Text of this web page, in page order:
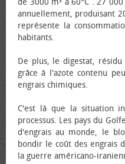
de 3000 m³ à 60°C . 27
annuellement, produisant
représente la
habitants.
De plus, le digestat, résidu
grâce à l'azote contenu
engrais chimiques.
C'est là que la situation
processus. Les pays du
d'engrais au monde, le
bondir le coût des engrais
la guerre américano-